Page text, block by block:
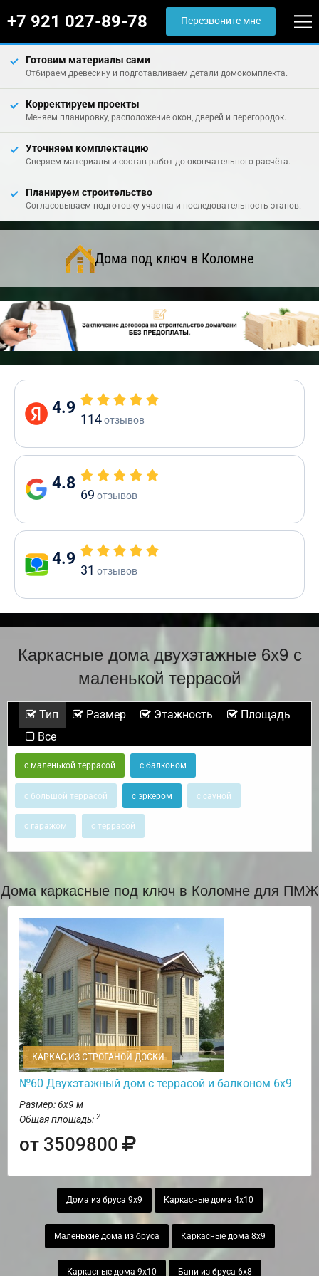
+7 921 027-89-78 Перезвоните мне
Готовим материалы сами
Отбираем древесину и подготавливаем детали домокомплекта.
Корректируем проекты
Меняем планировку, расположение окон, дверей и перегородок.
Уточняем комплектацию
Сверяем материалы и состав работ до окончательного расчёта.
Планируем строительство
Согласовываем подготовку участка и последовательность этапов.
Дома под ключ в Коломне
4.9
114отзывов
4.8
69 отзывов
4.9
31 отзывов
Каркасные дома двухэтажные 6х9 с
маленькой террасой
Тип Размер Этажность
Площадь
Все
с маленькой террасой с балконом
с большой террасой с эркером с сауной
с гаражом с террасой
Дома каркасные под ключ в Коломне для ПМЖ
КАРКАС ИЗ СТРОГАНОЙ ДОСКИ
№60 Двухэтажный дом с террасой и балконом 6х9
Размер: 6х9 м
Общая площадь: 2
от 3509800
Дома из бруса 9х9 Каркасные дома 4х10
Маленькие дома из бруса Каркасные дома 8х9
Каркасные дома 9х10 Бани из бруса 6х8